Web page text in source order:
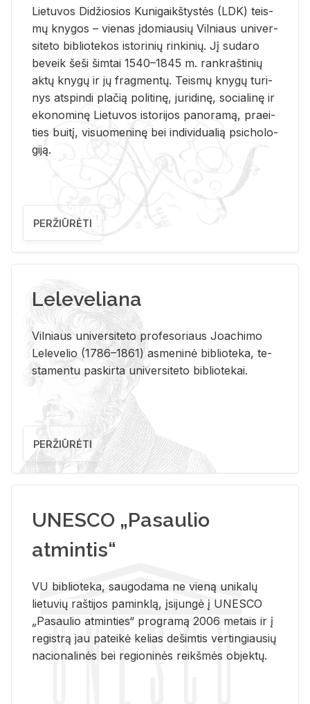
Lie­tu­vos Di­džio­sios Ku­ni­gaikš­tys­tės (LDK) teis­
mų kny­gos – vie­nas įdo­miau­sių Vil­niaus uni­ver­
si­te­to bi­b­lio­te­kos is­to­ri­nių rin­ki­nių. Jį su­da­ro
be­veik šeši šim­tai 1540–1845 m. rank­raš­ti­nių
aktų kny­gų ir jų frag­men­tų. Teis­mų kny­gų tu­ri­
nys at­spin­di pla­čią po­li­ti­nę, ju­ri­di­nę, so­cia­li­nę ir
eko­no­mi­nę Lie­tu­vos is­to­ri­jos pa­no­ra­mą, pra­ei­
ties bui­tį, vi­suo­me­ni­nę bei in­di­vi­dua­lią psi­cho­lo­
gi­ją.
PERŽIŪRĖTI
Leleveliana
Vil­niaus uni­ver­si­te­to pro­fe­so­riaus Jo­a­chi­mo
Le­le­ve­lio (1786–1861) as­me­ni­nė bi­b­lio­te­ka, te­
sta­men­tu pa­skir­ta uni­ver­si­te­to bi­b­lio­te­kai.
PERŽIŪRĖTI
UNESCO „Pasaulio
atmintis“
VU biblioteka, saugodama ne vieną unikalų
lietuvių raštijos paminklą, įsijungė į UNESCO
„Pasaulio atminties“ programą 2006 metais ir į
registrą jau pateikė kelias dešimtis vertingiausių
nacionalinės bei regioninės reikšmės objektų.